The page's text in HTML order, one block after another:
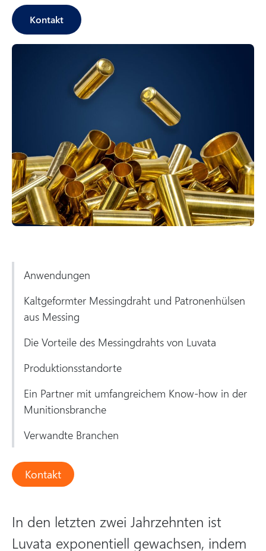
Kontakt
Anwendungen
Kaltgeformter Messingdraht und Patronenhülsen
aus Messing
Die Vorteile des Messingdrahts von Luvata
Produktionsstandorte
Ein Partner mit umfangreichem Know-how in der
Munitionsbranche
Verwandte Branchen
Kontakt
In den letzten zwei Jahrzehnten ist
Luvata exponentiell gewachsen, indem